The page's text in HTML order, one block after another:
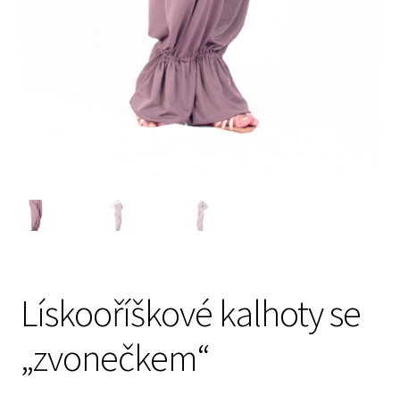
Lískooříškové kalhoty se
„zvonečkem“